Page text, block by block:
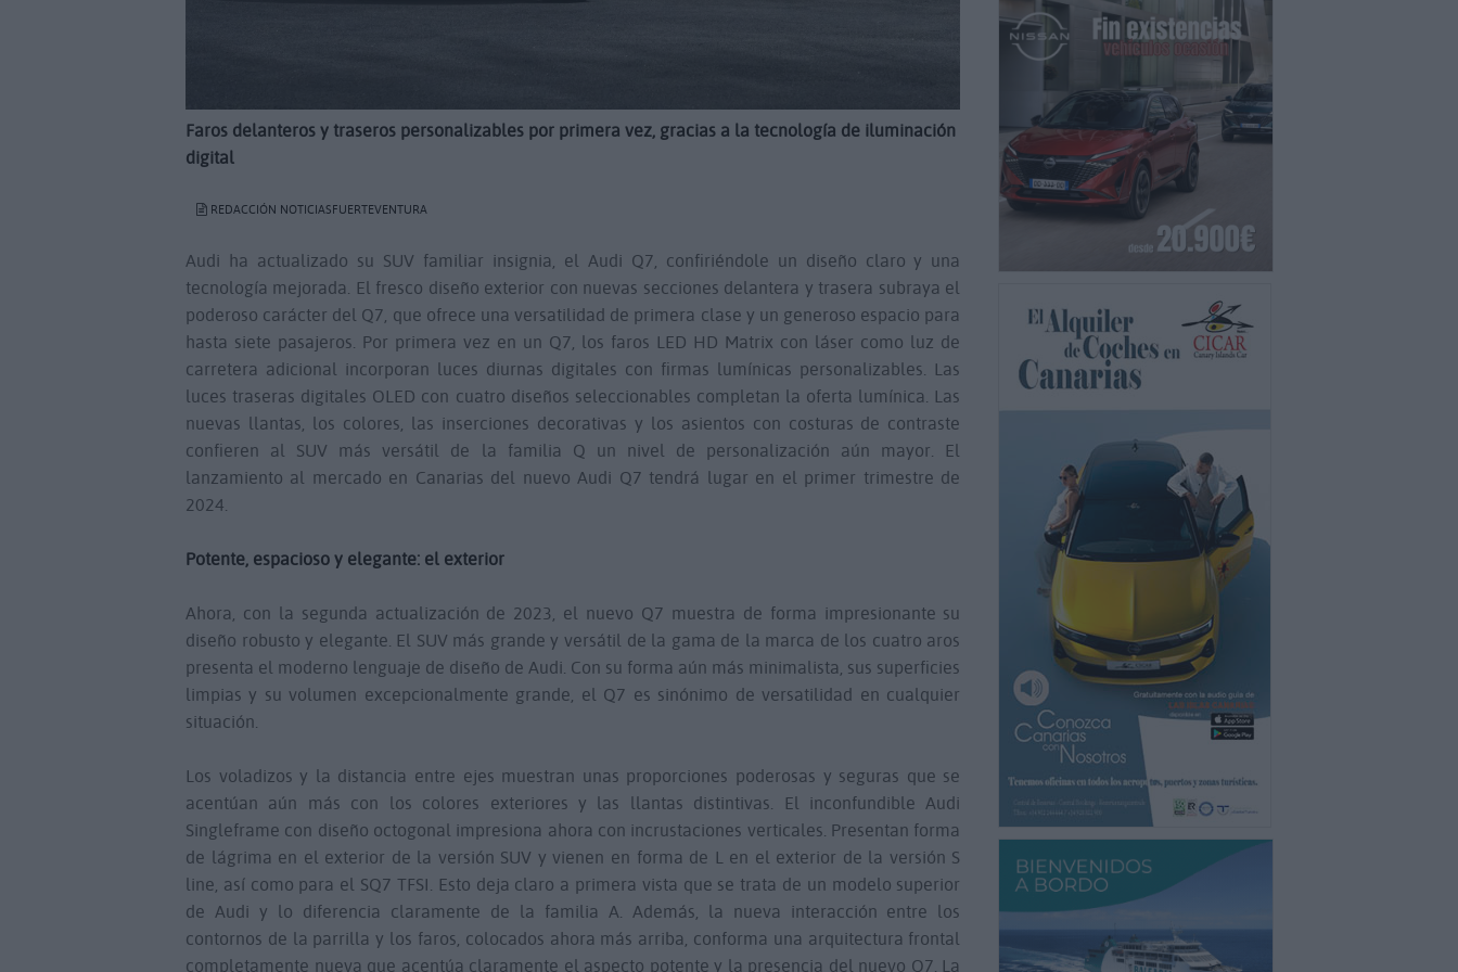
Faros delanteros y traseros personalizables por primera vez, gracias a la tecnología de iluminación
digital
REDACCIÓN NOTICIASFUERTEVENTURA
Audi ha actualizado su SUV familiar insignia, el Audi Q7, confiriéndole un diseño claro y una
tecnología mejorada. El fresco diseño exterior con nuevas secciones delantera y trasera subraya el
poderoso carácter del Q7, que ofrece una versatilidad de primera clase y un generoso espacio para
hasta siete pasajeros. Por primera vez en un Q7, los faros LED HD Matrix con láser como luz de
carretera adicional incorporan luces diurnas digitales con firmas lumínicas personalizables. Las
luces traseras digitales OLED con cuatro diseños seleccionables completan la oferta lumínica. Las
nuevas llantas, los colores, las inserciones decorativas y los asientos con costuras de contraste
confieren al SUV más versátil de la familia Q un nivel de personalización aún mayor. El
lanzamiento al mercado en Canarias del nuevo Audi Q7 tendrá lugar en el primer trimestre de
2024.
Potente, espacioso y elegante: el exterior
Ahora, con la segunda actualización de 2023, el nuevo Q7 muestra de forma impresionante su
diseño robusto y elegante. El SUV más grande y versátil de la gama de la marca de los cuatro aros
presenta el moderno lenguaje de diseño de Audi. Con su forma aún más minimalista, sus superficies
limpias y su volumen excepcionalmente grande, el Q7 es sinónimo de versatilidad en cualquier
situación.
Los voladizos y la distancia entre ejes muestran unas proporciones poderosas y seguras que se
acentúan aún más con los colores exteriores y las llantas distintivas. El inconfundible Audi
Singleframe con diseño octogonal impresiona ahora con incrustaciones verticales. Presentan forma
de lágrima en el exterior de la versión SUV y vienen en forma de L en el exterior de la versión S
line, así como para el SQ7 TFSI. Esto deja claro a primera vista que se trata de un modelo superior
de Audi y lo diferencia claramente de la familia A. Además, la nueva interacción entre los
contornos de la parrilla y los faros, colocados ahora más arriba, conforma una arquitectura frontal
completamente nueva que acentúa claramente el aspecto potente y la presencia del nuevo Q7. La